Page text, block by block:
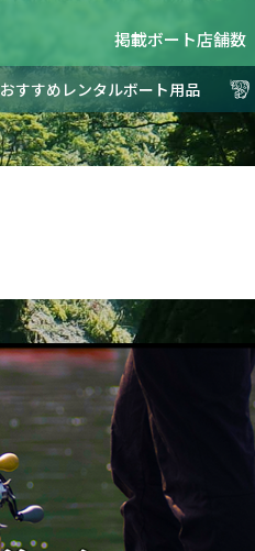
掲載ボート店舗数
おすすめレンタルボート用品